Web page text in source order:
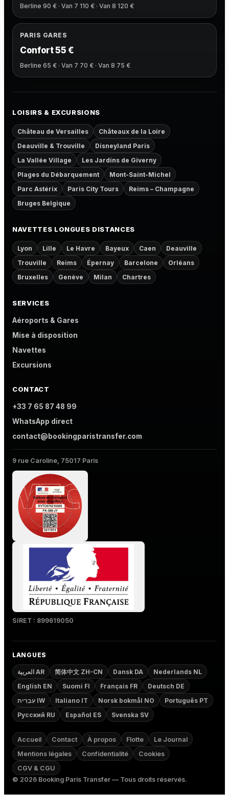
Berline 90 € · Van 7 110 € · Van 8 120 €
PARIS GARES
Confort 55 €
Berline 65 € · Van 7 70 € · Van 8 75 €
LOISIRS & EXCURSIONS
Château de Versailles
Châteaux de la Loire
Deauville & Trouville
Disneyland Paris
La Vallée Village
Les Jardins de Giverny
Plages du Débarquement
Mont-Saint-Michel
Parc Astérix
Paris City Tours
Reims – Champagne
Bruges Belgique
NAVETTES LONGUES DISTANCES
Lyon Lille Le Havre Bayeux Caen
Deauville
Trouville
Reims Épernay Barcelone
Orléans
Bruxelles
Genève Milan Chartres
SERVICES
Aéroports & Gares
Mise à disposition
Navettes
Excursions
CONTACT
+33 7 65 87 48 99
WhatsApp direct
contact@bookingparistransfer.com
9 rue Caroline, 75017 Paris
SIRET : 899619050
LANGUES
العربية AR 简体中文 ZH-CN Dansk DA
Nederlands NL
English EN
Suomi FI Français FR
Deutsch DE
עִבְרִית IW
Italiano IT Norsk bokmål NO
Português PT
Русский RU
Español ES Svenska SV
Accueil Contact À propos Flotte
Le Journal
Mentions légales
Confidentialité
Cookies
CGV & CGU
© 2026 Booking Paris Transfer — Tous droits réservés.